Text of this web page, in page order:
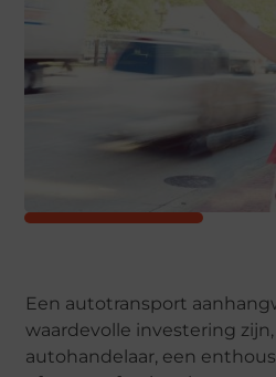
Een autotransport
waardevolle investering
autohandelaar, een